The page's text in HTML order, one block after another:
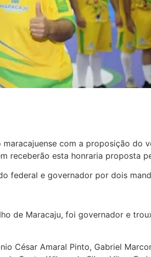
com a proposição do
receberão esta honraria proposta
federal e governador por dois
de Maracaju, foi governador e
César Amaral Pinto, Gabriel